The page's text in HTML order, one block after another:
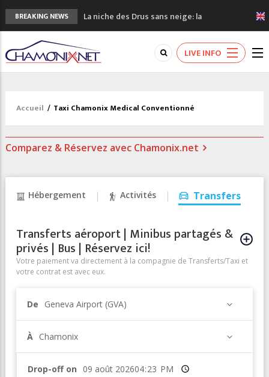
BREAKING NEWS
La niche des Drus sans neige: la
sécheresse en haute montagne
3 bonnes raisons pour visiter le nouveau
Musée du Mont-Blanc
Accidents en montagne: 3 personnes sont
Craft ouvre un nouveau magasin de course
LIVE INFO
Accueil / Taxi Chamonix Medical Conventionné
Comparez & Réservez avec Chamonix.net
Hébergement Activités Transfers
Transferts aéroport | Minibus partagés &
privés | Bus | Réservez ici!
Votre paiement va directement à la compagnie de Transferts/Taxi et
votre contrat est avec eux.
De Geneva Airport (GVA)
À Chamonix
Drop-off on Heure